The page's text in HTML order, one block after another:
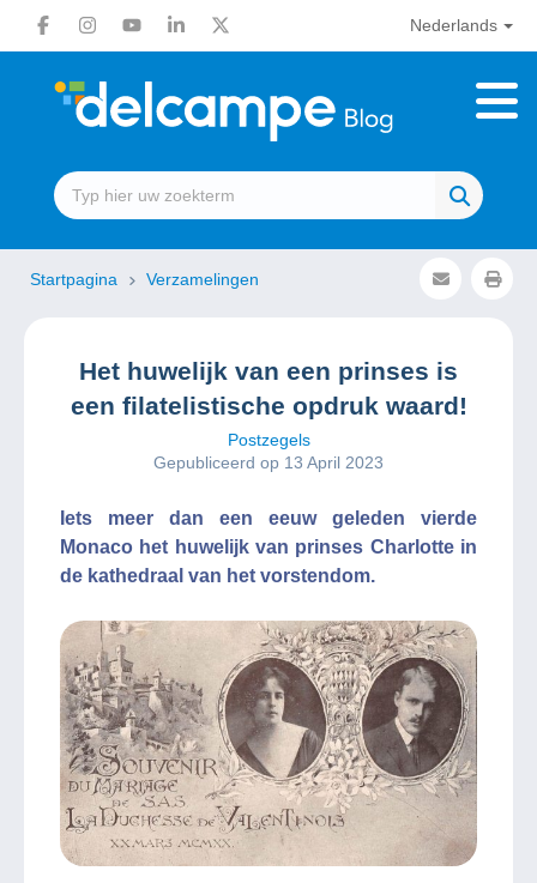
Nederlands
Startpagina Verzamelingen
Het huwelijk van een prinses is
een filatelistische opdruk waard!
Postzegels
Gepubliceerd op 13 April 2023
Iets meer dan een eeuw geleden vierde
Monaco het huwelijk van prinses Charlotte in
de kathedraal van het vorstendom.